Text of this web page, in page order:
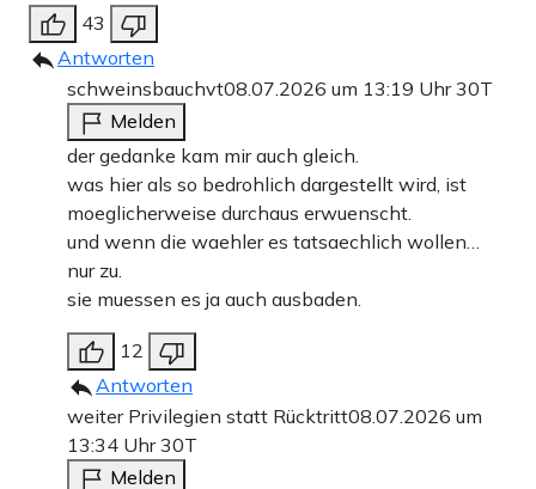
43
Antworten
schweinsbauchvt08.07.2026 um 13:19 Uhr30T
Melden
der gedanke kam mir auch gleich.
was hier als so bedrohlich dargestellt wird, ist
moeglicherweise durchaus erwuenscht.
und wenn die waehler es tatsaechlich wollen…
nur zu.
sie muessen es ja auch ausbaden.
12
Antworten
weiter Privilegien statt Rücktritt08.07.2026 um
13:34 Uhr30T
Melden